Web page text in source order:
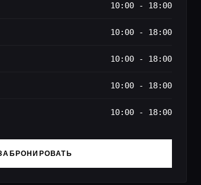
10:00 - 18:00
10:00 - 18:00
10:00 - 18:00
10:00 - 18:00
10:00 - 18:00